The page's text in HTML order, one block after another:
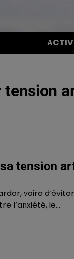
tension
tension
voire d’éviter
l’anxiété, le…